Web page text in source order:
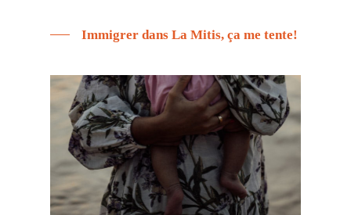
Immigrer dans La Mitis, ça me tente!